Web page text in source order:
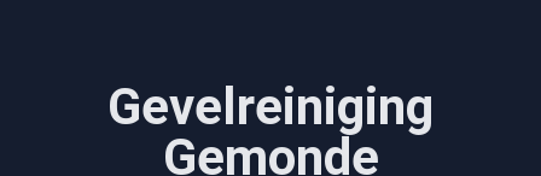
Gevelreiniging
Gemonde